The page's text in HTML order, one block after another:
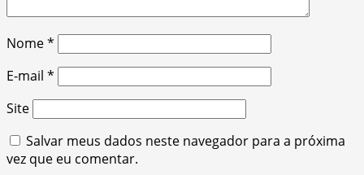
Nome*
E-mail *
Site
Salvar meus dados neste navegador para a próxima
vez que eu comentar.